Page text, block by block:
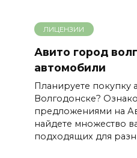
ЛИЦЕНЗИИ
Авито город
автомобили
Планируете покупку
Волгодонске?
предложениями на
найдете множество
подходящих для